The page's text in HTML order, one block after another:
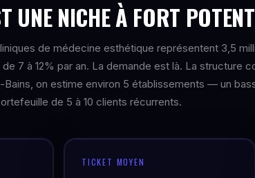
UNE NICHE À FORT
de médecine esthétique représentent 3,5
7 à 12% par an. La demande est là. La structure
on estime environ 5 établissements — un
de 5 à 10 clients récurrents.
TICKET MOYEN